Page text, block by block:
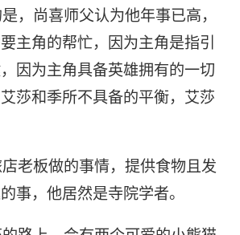
，尚喜师父认为他年事已高，
主角的帮忙，因为主角是指引
因为主角具备英雄拥有的一切
莎和季所不具备的平衡，艾莎
老板做的事情，提供食物且发
事，他居然是寺院学者。